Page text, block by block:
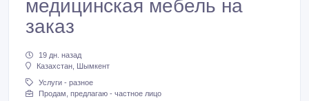
медицинская мебель на
заказ
19 дн. назад
Казахстан, Шымкент
Услуги - разное
Продам, предлагаю - частное лицо